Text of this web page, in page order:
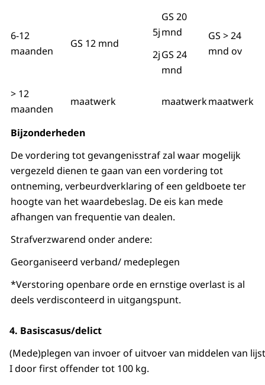
6-12
maanden
GS 12 mnd
5j
2j
GS 20
mnd
GS 24
mnd
GS > 24
mnd ov
> 12
maanden
maatwerk maatwerkmaatwerk
Bijzonderheden
De vordering tot gevangenisstraf zal waar mogelijk
vergezeld dienen te gaan van een vordering tot
ontneming, verbeurdverklaring of een geldboete ter
hoogte van het waardebeslag. De eis kan mede
afhangen van frequentie van dealen.
Strafverzwarend onder andere:
Georganiseerd verband/ medeplegen
*Verstoring openbare orde en ernstige overlast is al
deels verdisconteerd in uitgangspunt.
4. Basiscasus/delict
(Mede)plegen van invoer of uitvoer van middelen van lijst
I door first offender tot 100 kg.